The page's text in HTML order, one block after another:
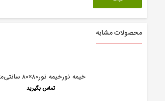
محصولات مشابه
خیمه نورخیمه نور۸۰×۸۰ سانتی‌متر
تماس بگیرید